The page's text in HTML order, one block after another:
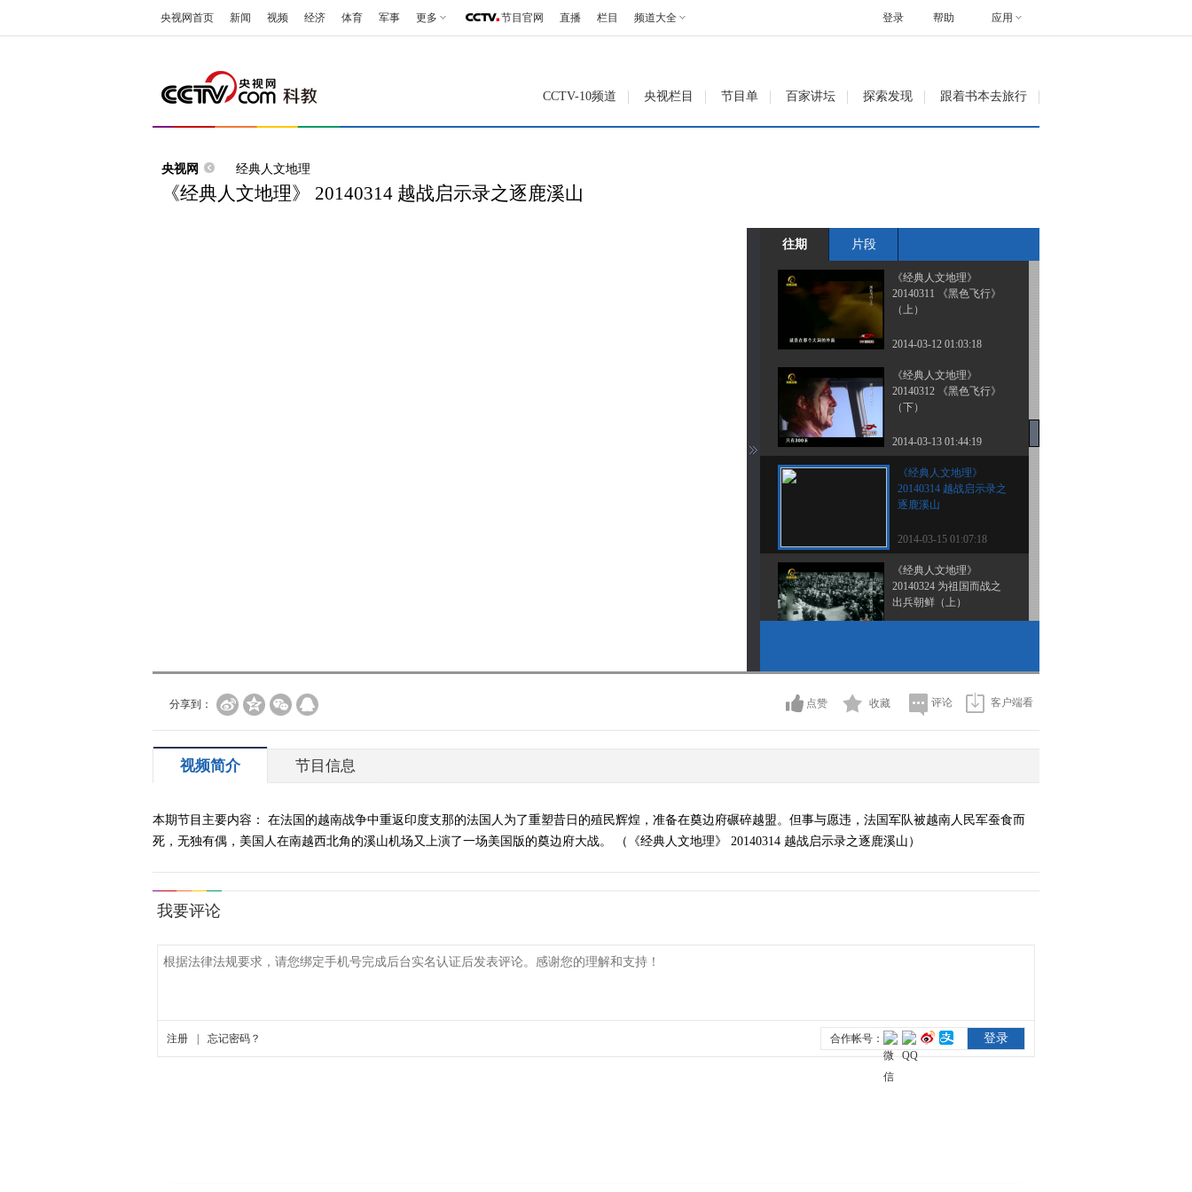
央视网首页 新闻 视频 经济 体育 军事 更多 节目官网 直播 栏目 频道大全 帮助 应用
登录
CCTV-10频道 央视栏目 节目单 百家讲坛 探索发现 跟着书本去旅行
央视网 经典人文地理
《经典人文地理》 20140314 越战启示录之逐鹿溪山
往期 片段
——粟裕 陈赓
20140302 名战与名将
《经典人文地理》
20140311 《黑色飞行》
（上）
2014-03-12 01:03:18
《经典人文地理》
20140312 《黑色飞行》
（下）
2014-03-13 01:44:19
《经典人文地理》
20140314 越战启示录之
逐鹿溪山
2014-03-15 01:07:18
《经典人文地理》
20140324 为祖国而战之
出兵朝鲜（上）
出兵朝鲜（下）
2014-03-26 04:00:19
20140326 为祖国而战之
2014-03-27 01:15:18
绝地反击（下）
2014-04-02 00:50:17
《经典人文地理》
20140402 为祖国而战之
分享到： 点赞 收藏 评论 客户端看
视频简介 节目信息
本期节目主要内容： 在法国的越南战争中重返印度支那的法国人为了重塑昔日的殖民辉煌，准备在奠边府碾碎越盟。但事与愿违，法国军队被越南人民军蚕食而
死，无独有偶，美国人在南越西北角的溪山机场又上演了一场美国版的奠边府大战。 （《经典人文地理》 20140314 越战启示录之逐鹿溪山）